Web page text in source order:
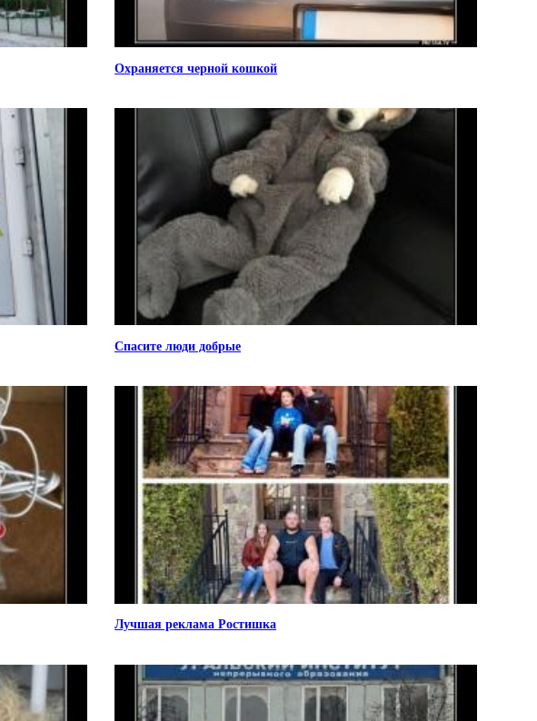
Охраняется черной кошкой
Спасите люди добрые
Лучшая реклама Ростишка